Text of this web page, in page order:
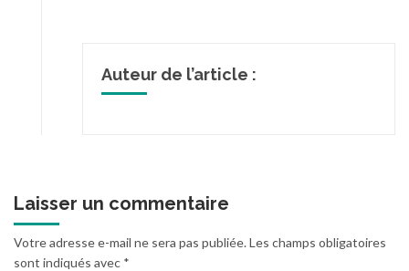
Auteur de l’article :
Laisser un commentaire
Votre adresse e-mail ne sera pas publiée.Les champs obligatoires
sont indiqués avec *